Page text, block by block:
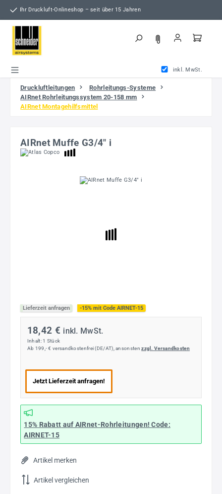
Zum Hauptinhalt springen
Ihr Druckluft-Onlineshop – seit über 15 Jahren
inkl. MwSt.
Druckluftleitungen
Rohrleitungs-Systeme
AIRnet Rohrleitungssystem 20-158 mm
AIRnet Montagehilfsmittel
AIRnet Muffe G3/4" i
Bildergalerie überspringen
Lieferzeit anfragen -15% mit Code AIRNET-15
18,42 € inkl. MwSt.
Inhalt: 1 Stück
Ab 199,- € versandkostenfrei (DE/AT), ansonstenzzgl. Versandkosten
Jetzt Lieferzeit anfragen!
15% Rabatt auf AIRnet-Rohrleitungen! Code:
AIRNET-15
Artikel merken
Artikel vergleichen